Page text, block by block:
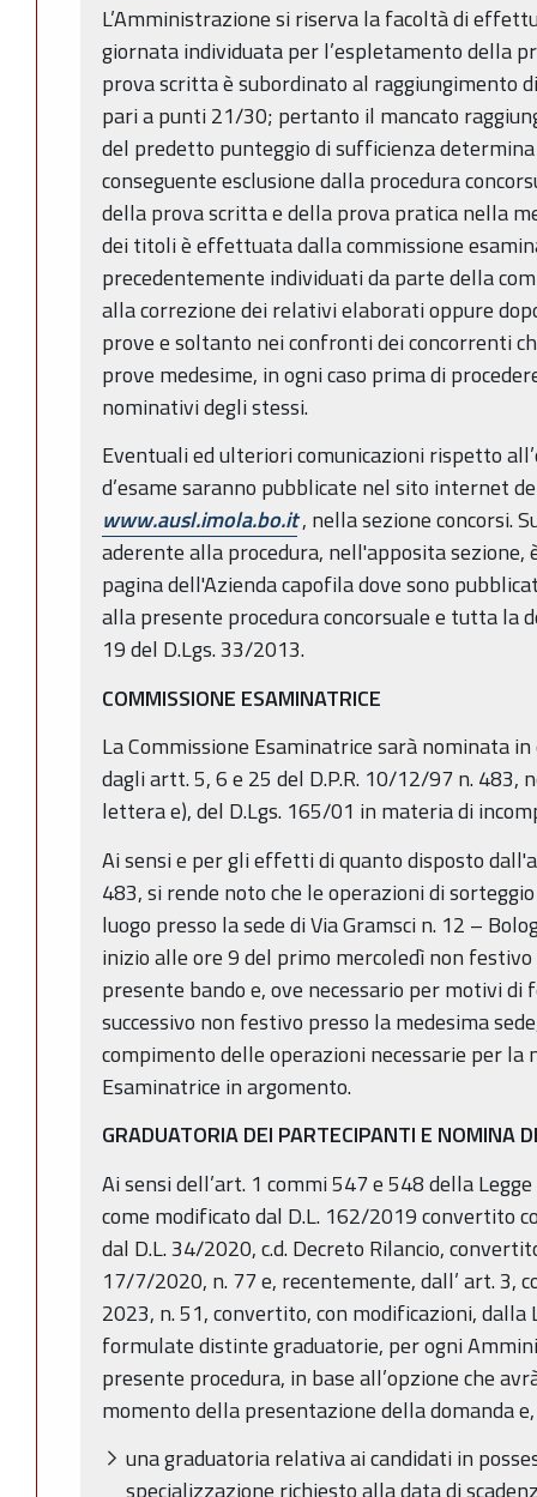
L’Amministrazione si riserva la facoltà di
giornata individuata per l’espletamento della
prova scritta è subordinato al raggiungimento
pari a punti 21/30; pertanto il mancato
del predetto punteggio di sufficienza
conseguente esclusione dalla procedura
della prova scritta e della prova pratica nella
dei titoli è effettuata dalla commissione
precedentemente individuati da parte della
alla correzione dei relativi elaborati oppure
prove e soltanto nei confronti dei concorrenti
prove medesime, in ogni caso prima di
nominativi degli stessi.
Eventuali ed ulteriori comunicazioni rispetto
d’esame saranno pubblicate nel sito internet
www.ausl.imola.bo.it, nella sezione concorsi.
aderente alla procedura, nell'apposita
pagina dell'Azienda capofila dove sono
alla presente procedura concorsuale e tutta la
19 del D.Lgs. 33/2013.
COMMISSIONE ESAMINATRICE
La Commissione Esaminatrice sarà nominata
dagli artt. 5, 6 e 25 del D.P.R. 10/12/97 n. 483,
lettera e), del D.Lgs. 165/01 in materia di
Ai sensi e per gli effetti di quanto disposto
483, si rende noto che le operazioni di
luogo presso la sede di Via Gramsci n. 12 –
inizio alle ore 9 del primo mercoledì non festivo
presente bando e, ove necessario per motivi di
successivo non festivo presso la medesima
compimento delle operazioni necessarie per la
Esaminatrice in argomento.
GRADUATORIA DEI PARTECIPANTI E NOMINA
Ai sensi dell’art. 1 commi 547 e 548 della
come modificato dal D.L. 162/2019 convertito
dal D.L. 34/2020, c.d. Decreto Rilancio,
17/7/2020, n. 77 e, recentemente, dall’ art. 3,
2023, n. 51, convertito, con modificazioni, dalla
formulate distinte graduatorie, per ogni
presente procedura, in base all’opzione che
momento della presentazione della domanda
una graduatoria relativa ai candidati in
specializzazione richiesto alla data di